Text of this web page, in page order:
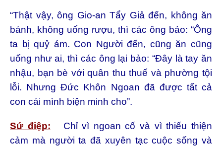
“Thật vậy, ông Gio-an Tẩy Giả đến, không ăn
bánh, không uống rượu, thì các ông bảo: “Ông
ta bị quỷ ám. Con Người đến, cũng ăn cũng
uống như ai, thì các ông lại bảo: “Đây là tay ăn
nhậu, bạn bè với quân thu thuế và phường tội
lỗi. Nhưng Đức Khôn Ngoan đã được tất cả
con cái mình biện minh cho”.
Sứ điệp: Chỉ vì ngoan cố và vì thiếu thiện
cảm mà người ta đã xuyên tạc cuộc sống và